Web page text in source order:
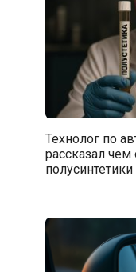
Технолог по
рассказал чем
полусинтетики